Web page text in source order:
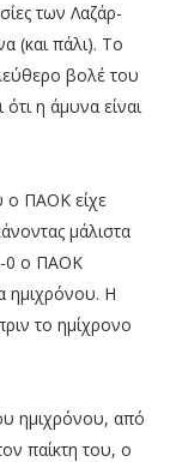
των Λαζάρ-
(και πάλι). Το
βολέ του
η άμυνα είναι
ο ΠΑΟΚ είχε
μάλιστα
0 ο ΠΑΟΚ
ημιχρόνου. Η
το ημίχρονο
ημιχρόνου, από
παίκτη του, ο